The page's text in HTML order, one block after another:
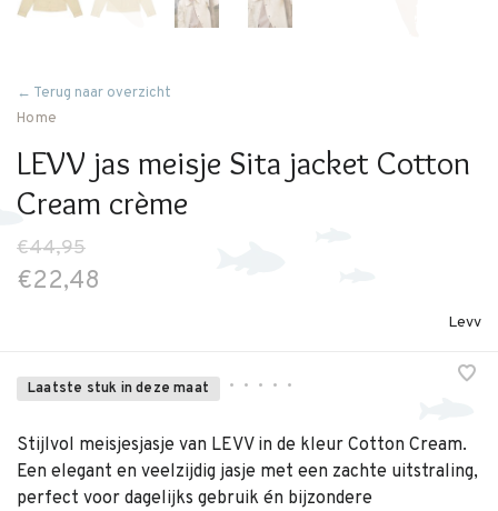
← Terug naar overzicht
Home
LEVV jas meisje Sita jacket Cotton
Cream crème
€44,95
€22,48
Levv
Laatste stuk in deze maat • • • • •
Stijlvol meisjesjasje van LEVV in de kleur Cotton Cream.
Een elegant en veelzijdig jasje met een zachte uitstraling,
perfect voor dagelijks gebruik én bijzondere